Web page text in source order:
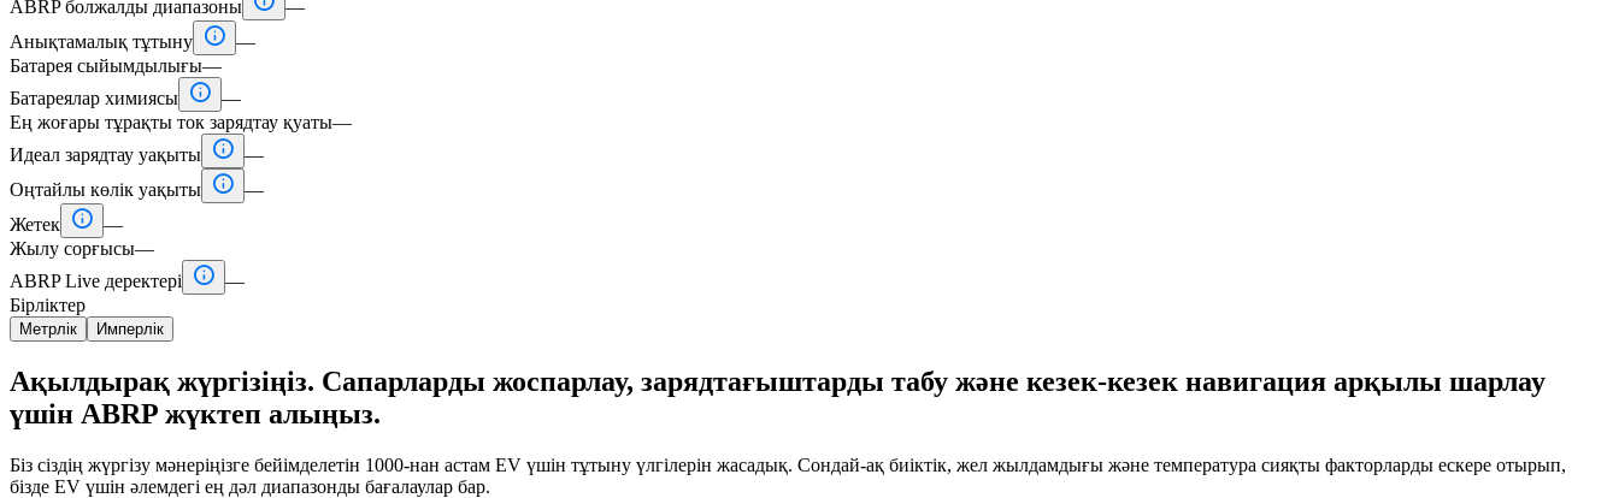
ABRP болжалды диапазоны
—
Анықтамалық тұтыну  —
Батарея сыйымдылығы—
Батареялар химиясы  —
Ең жоғары тұрақты ток зарядтау қуаты—
Идеал зарядтау уақыты  —
Оңтайлы көлік уақыты  —
Жетек  —
Жылу сорғысы—
ABRP Live деректері
 —
Бірліктер
Метрлік Имперлік
Ақылдырақ жүргізіңіз. Сапарларды жоспарлау, зарядтағыштарды табу және кезек-кезек навигация арқылы шарлау
үшін ABRP жүктеп алыңыз.
Біз сіздің жүргізу мәнеріңізге бейімделетін 1000-нан астам EV үшін тұтыну үлгілерін жасадық. Сондай-ақ биіктік, жел жылдамдығы және температура сияқты факторларды ескере отырып,
бізде EV үшін әлемдегі ең дәл диапазонды бағалаулар бар.